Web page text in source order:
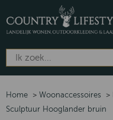
Home > Woonaccessoires >
Sculptuur Hooglander bruin